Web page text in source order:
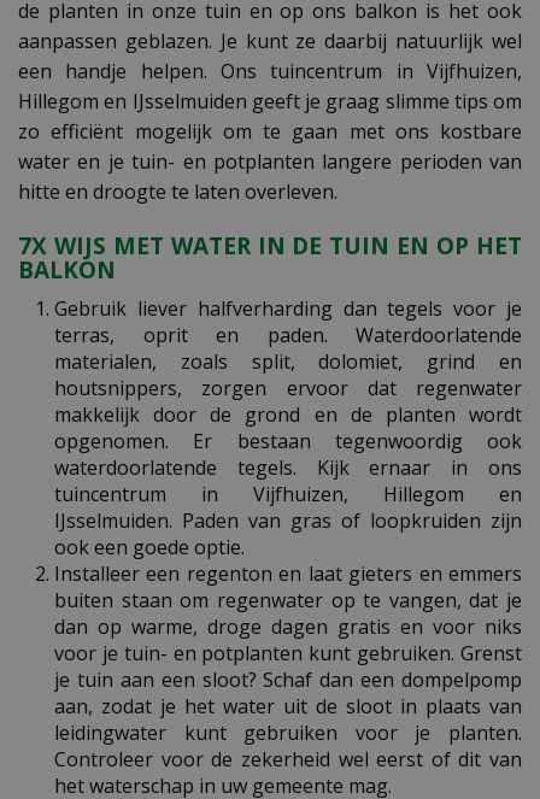
de planten in onze tuin en op ons balkon is het ook
aanpassen geblazen. Je kunt ze daarbij natuurlijk wel
een handje helpen. Ons tuincentrum in Vijfhuizen,
Hillegom en IJsselmuiden geeft je graag slimme tips om
zo efficiënt mogelijk om te gaan met ons kostbare
water en je tuin- en potplanten langere perioden van
hitte en droogte te laten overleven.
7X WIJS MET WATER IN DE TUIN EN OP HET
BALKON
Gebruik liever halfverharding dan tegels voor je
terras, oprit en paden. Waterdoorlatende
materialen, zoals split, dolomiet, grind en
houtsnippers, zorgen ervoor dat regenwater
makkelijk door de grond en de planten wordt
opgenomen. Er bestaan tegenwoordig ook
waterdoorlatende tegels. Kijk ernaar in ons
tuincentrum in Vijfhuizen, Hillegom en
IJsselmuiden. Paden van gras of loopkruiden zijn
ook een goede optie.
Installeer een regenton en laat gieters en emmers
buiten staan om regenwater op te vangen, dat je
dan op warme, droge dagen gratis en voor niks
voor je tuin- en potplanten kunt gebruiken. Grenst
je tuin aan een sloot? Schaf dan een dompelpomp
aan, zodat je het water uit de sloot in plaats van
leidingwater kunt gebruiken voor je planten.
Controleer voor de zekerheid wel eerst of dit van
het waterschap in uw gemeente mag.